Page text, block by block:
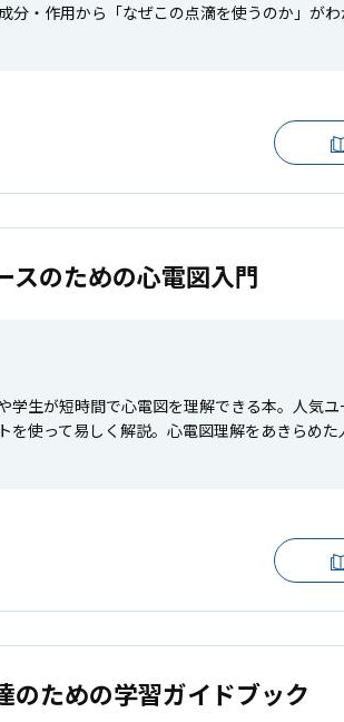
分・作用から「なぜこの点滴を使うのか」が
のための心電図入門
学生が短時間で心電図を理解できる本。人気
を使って易しく解説。心電図理解をあきらめ
のための学習ガイドブック